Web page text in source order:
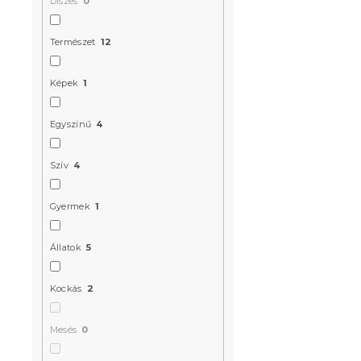
Természet 12
Képek 1
Egyszínű 4
Szív 4
Gyermek 1
Állatok 5
Kockás 2
Mesés 0